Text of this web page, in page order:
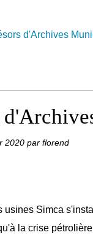
d'Archives
2020 par florend
usines Simca
la crise